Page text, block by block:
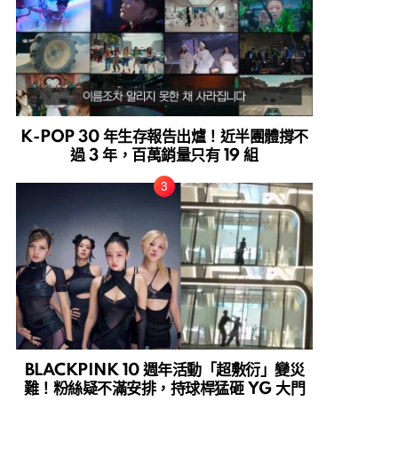
K-POP 30 年生存報告出爐！近半團體撐不
過 3 年，百萬銷量只有 19 組
BLACKPINK 10 週年活動「超敷衍」變災
難！粉絲疑不滿安排，持球桿猛砸 YG 大門